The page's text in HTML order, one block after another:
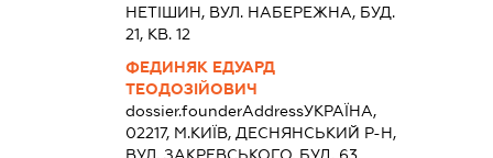
НЕТІШИН, ВУЛ. НАБЕРЕЖНА, БУД.
21, КВ. 12
ФЕДИНЯК ЕДУАРД
ТЕОДОЗІЙОВИЧ
dossier.founderAddressУКРАЇНА,
02217, М.КИЇВ, ДЕСНЯНСЬКИЙ Р-Н,